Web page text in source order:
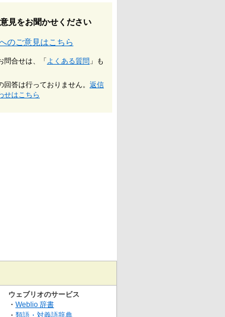
見をお聞かせください
のご意見はこちら
合せは、「 よくある質問 」も
答は行っておりません。 返信
せはこちら
ウェブリオのサービス
・ Weblio 辞書
・ 類語・対義語辞典